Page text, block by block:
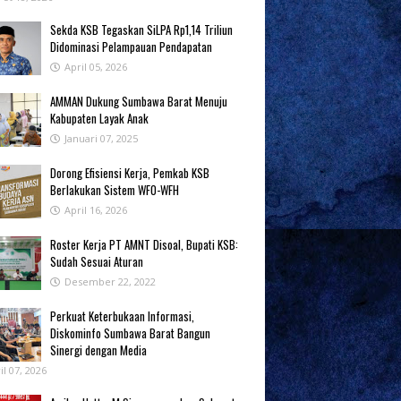
Sekda KSB Tegaskan SiLPA Rp1,14 Triliun
Didominasi Pelampauan Pendapatan
April 05, 2026
AMMAN Dukung Sumbawa Barat Menuju
Kabupaten Layak Anak
Januari 07, 2025
‎Dorong Efisiensi Kerja, Pemkab KSB
Berlakukan Sistem WFO-WFH ‎
April 16, 2026
Roster Kerja PT AMNT Disoal, Bupati KSB:
Sudah Sesuai Aturan
Desember 22, 2022
Perkuat Keterbukaan Informasi,
Diskominfo Sumbawa Barat Bangun
Sinergi dengan Media
07, 2026